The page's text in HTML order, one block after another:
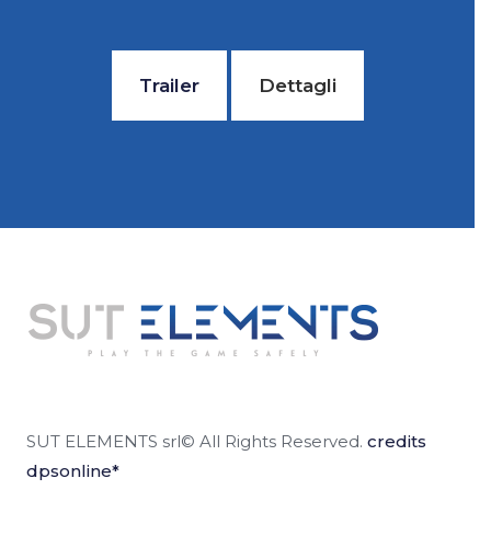
Trailer Dettagli
SUT ELEMENTS srl© All Rights Reserved. credits
dpsonline*